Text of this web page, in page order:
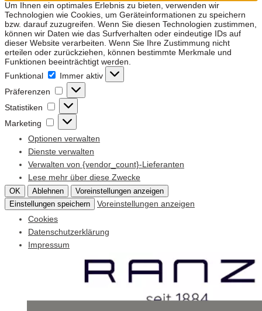
Um Ihnen ein optimales Erlebnis zu bieten, verwenden wir
Technologien wie Cookies, um Geräteinformationen zu speichern
bzw. darauf zuzugreifen. Wenn Sie diesen Technologien zustimmen,
können wir Daten wie das Surfverhalten oder eindeutige IDs auf
dieser Website verarbeiten. Wenn Sie Ihre Zustimmung nicht
erteilen oder zurückziehen, können bestimmte Merkmale und
Funktionen beeinträchtigt werden.
Funktional
Funktional
Immer aktiv
Präferenzen
Präferenzen
Statistiken
Statistiken
Marketing
Marketing
Optionen verwalten
Dienste verwalten
Verwalten von {vendor_count}-Lieferanten
Lese mehr über diese Zwecke
OK Ablehnen
Voreinstellungen anzeigen
Einstellungen speichern
Voreinstellungen anzeigen
Cookies
Datenschutzerklärung
Impressum